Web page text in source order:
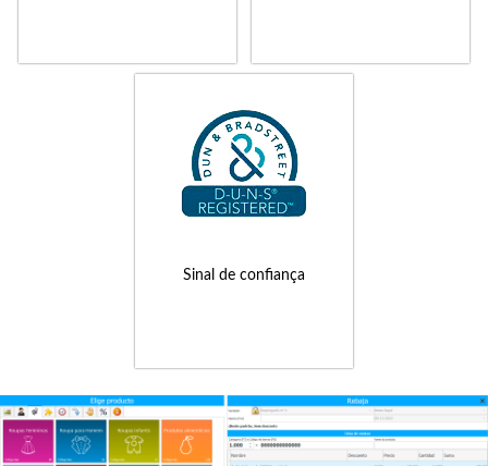
Sinal de confiança